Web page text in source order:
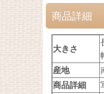
商品詳細
大きさ
産地
商品詳細